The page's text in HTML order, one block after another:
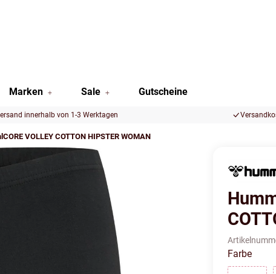
Marken Sale Gutscheine
innerhalb von 1-3 Werktagen
VOLLEY COTTON HIPSTER WOMAN
Farbe